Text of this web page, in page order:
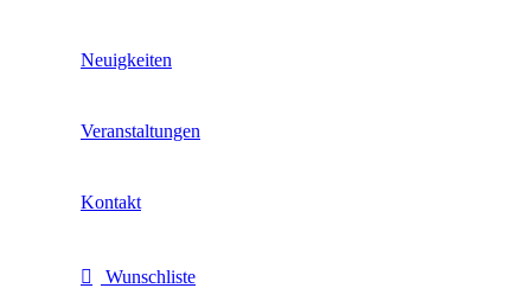
Neuigkeiten
Veranstaltungen
Kontakt
Wunschliste